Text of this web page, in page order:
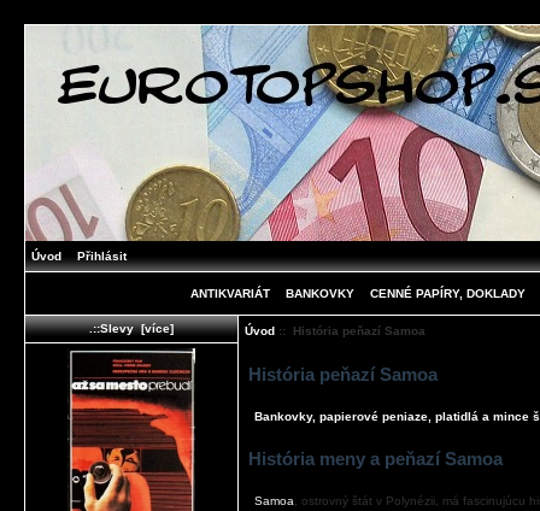
Úvod Přihlásit
ANTIKVARIÁT BANKOVKY CENNÉ PAPÍRY, DOKLADY
.::Slevy [více] Úvod:: História peňazí Samoa
História peňazí Samoa
Bankovky, papierové peniaze, platidlá a mince
História meny a peňazí Samoa
Samoa , ostrovný štát v Polynézii, má fascinujúcu